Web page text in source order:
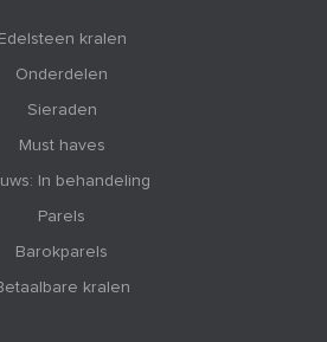
Edelsteen kralen
Onderdelen
Sieraden
Must haves
In behandeling
Parels
Barokparels
kralen